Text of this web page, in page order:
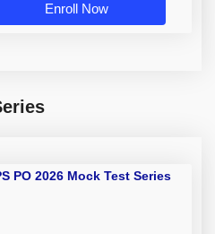
Enroll Now
PO 2026 Mock Test Series